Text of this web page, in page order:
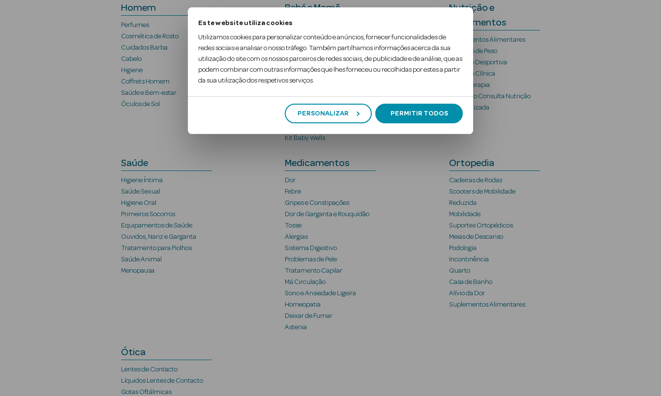
Este website utiliza cookies
Utilizamos cookies para personalizar conteúdo e anúncios, fornecer funcionalidades de
redes sociais e analisar o nosso tráfego. Também partilhamos informações acerca da sua
utilização do site com os nossos parceiros de redes sociais, de publicidade e de análise, que as
podem combinar com outras informações que lhes forneceu ou recolhidas por estes a partir
da sua utilização dos respetivos serviços.
PERSONALIZAR PERMITIR TODOS
Homem
Perfumes
Cosmética de Rosto
Cuidados Barba
Cabelo
Higiene
Coffrets Homem
Saúde e Bem-estar
Óculos de Sol
Bebé e Mamã
Banho
Hidratação
Muda da Fralda
Alimentação Infantil
Passeio e Viagem
Chuchas
Brinquedos
Sono do Bebé
Kit Baby Wells
Nutrição e
Suplementos
Suplementos Alimentares
Controlo de Peso
Nutrição Desportiva
Nutrição Clínica
Aromaterapia
Marcação Consulta Nutrição
Personalizada
Saúde
Higiene Íntima
Saúde Sexual
Higiene Oral
Primeiros Socorros
Equipamentos de Saúde
Ouvidos, Nariz e Garganta
Tratamento para Piolhos
Saúde Animal
Menopausa
Medicamentos
Dor
Febre
Gripes e Constipações
Dor de Garganta e Rouquidão
Tosse
Alergias
Sistema Digestivo
Problemas de Pele
Tratamento Capilar
Má Circulação
Sono e Ansiedade Ligeira
Homeopatia
Deixar de Fumar
Astenia
Ortopedia
Cadeiras de Rodas
Scooters de Mobilidade
Reduzida
Mobilidade
Suportes Ortopédicos
Meias de Descanso
Podologia
Incontinência
Quarto
Casa de Banho
Alívio da Dor
Suplementos Alimentares
Ótica
Lentes de Contacto
Líquidos Lentes de Contacto
Gotas Oftálmicas